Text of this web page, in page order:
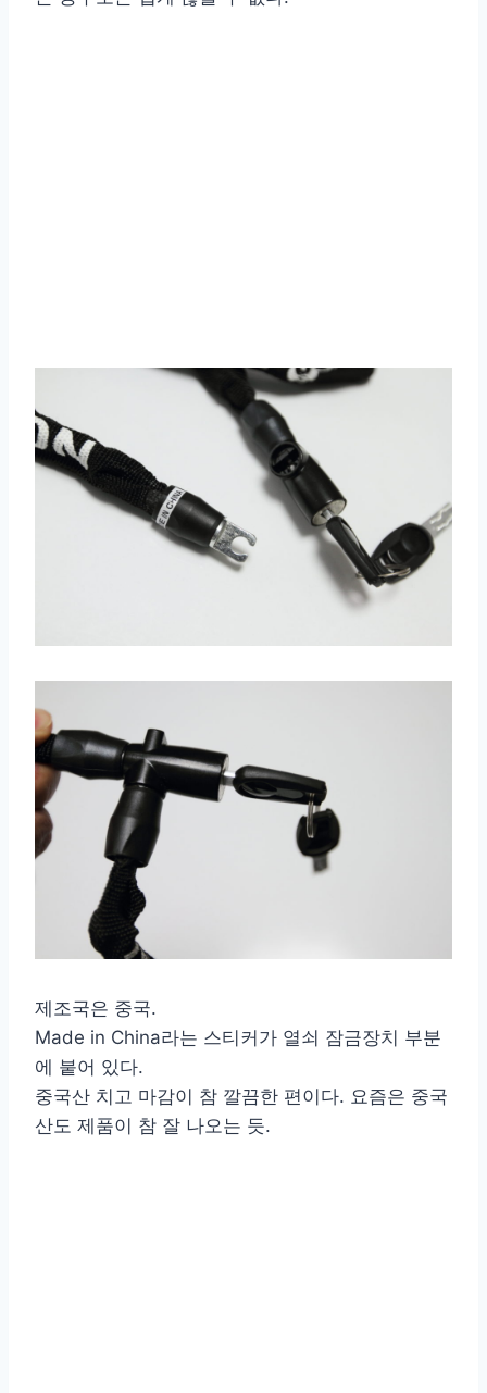
제조국은 중국.
Made in China라는 스티커가 열쇠 잠금장치 부분
에 붙어 있다.
중국산 치고 마감이 참 깔끔한 편이다. 요즘은 중국
산도 제품이 참 잘 나오는 듯.